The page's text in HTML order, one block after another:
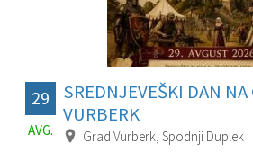
29
AVG.
SREDNJEVEŠKI DAN NA
VURBERK
Grad Vurberk, Spodnji Duplek